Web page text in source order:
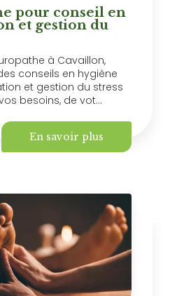
pour conseil en
et gestion du
à Cavaillon,
conseils en hygiène
et gestion du stress
besoins, de vot...
En savoir plus